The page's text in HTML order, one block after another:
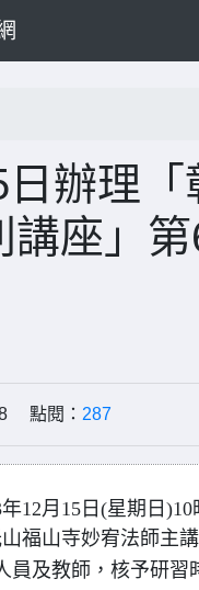
辦理
講座」
點閱： 287
12月15日(星期日
福山寺妙宥法師主
員及教師，核予研習